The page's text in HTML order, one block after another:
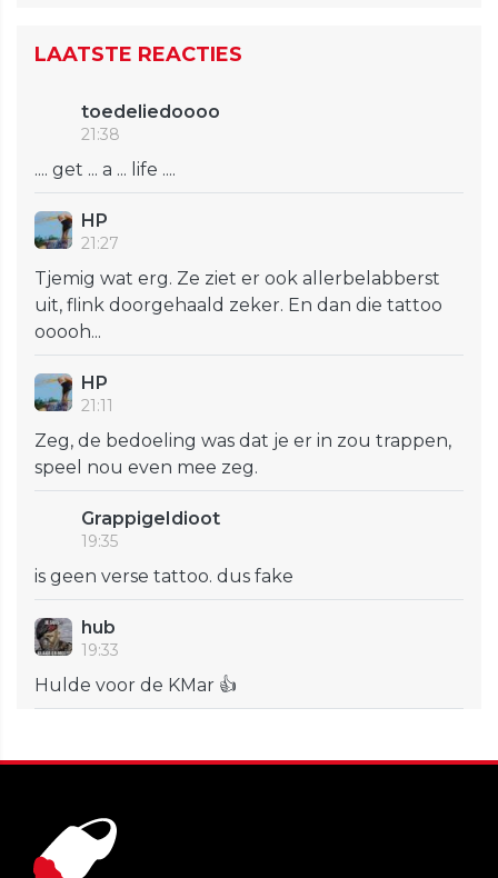
LAATSTE REACTIES
toedeliedoooo
21:38
.... get ... a ... life ....
HP
21:27
Tjemig wat erg. Ze ziet er ook allerbelabberst
uit, flink doorgehaald zeker. En dan die tattoo
ooooh...
HP
21:11
Zeg, de bedoeling was dat je er in zou trappen,
speel nou even mee zeg.
GrappigeIdioot
19:35
is geen verse tattoo. dus fake
hub
19:33
Hulde voor de KMar 👍